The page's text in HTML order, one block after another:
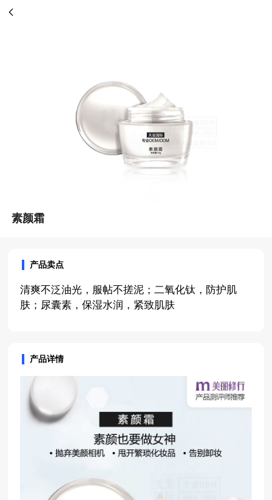
素颜霜
产品卖点
清爽不泛油光，服帖不搓泥；二氧化钛，防护肌
肤；尿囊素，保湿水润，紧致肌肤
产品详情